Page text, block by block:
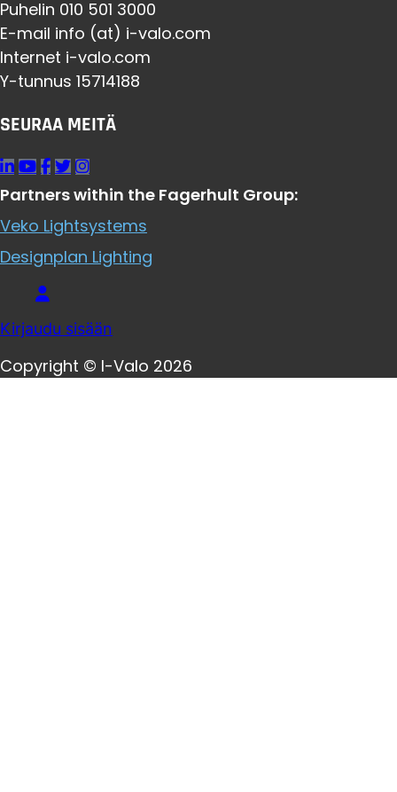
Puhelin 010 501 3000
E-mail info (at) i-valo.com
Internet i-valo.com
Y-tunnus 15714188
SEURAA MEITÄ
Partners within the Fagerhult Group:
Veko Lightsystems
Designplan Lighting
Kirjaudu sisään
Copyright © I-Valo 2026